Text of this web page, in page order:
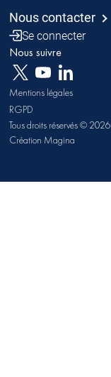
Nous contacter
Se connecter
Nous suivre
Mentions légales
RGPD
Tous droits réservés © 2026
Création Magina